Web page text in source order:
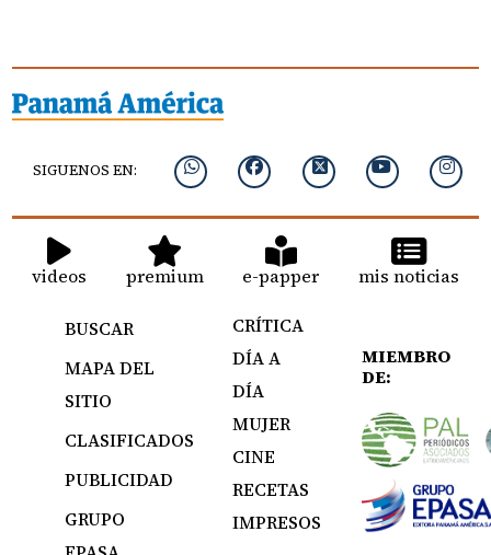
SIGUENOS EN:
videos premium e-papper mis noticias
BUSCAR
MAPA DEL
SITIO
CLASIFICADOS
PUBLICIDAD
GRUPO
CRÍTICA
DÍA A
DÍA
MUJER
CINE
RECETAS
IMPRESOS
MIEMBRO
DE: